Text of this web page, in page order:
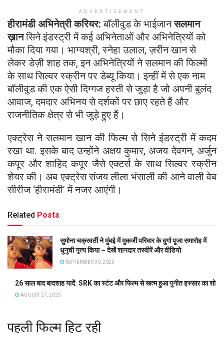
ADVERTISEMENT
हीरामंडी अभिनेत्री करियर:बॉलीवुड के भाईजानसलमान
ख़ानसिने इंडस्ट्री में कई अभिनेताओं और अभिनेत्रियों को
मौका दिया गया। भाग्यश्री, स्नेहा उलाल, ज़रीन खान से
लेकर डेज़ी शाह तक, इन अभिनेत्रियों ने सलमान की फिल्मों
के साथ सिल्वर स्क्रीन पर डेब्यू किया। इन्हीं में से एक नाम
बॉलीवुड की एक ऐसी दिग्गज हस्ती से जुड़ा है जो अपनी बुलंद
आवाज, दमदार अभिनय से दर्शकों पर छाए रहते हैं और
राजनीतिक क्षेत्र से भी जुड़े हुए हैं।
एक्ट्रेस ने सलमान खान की फिल्म से सिने इंडस्ट्री में कदम
रखा था. इसके बाद उन्होंने अक्षय कुमार, अजय देवगन, अर्जुन
कपूर और शाहिद कपूर जैसे एक्टर्स के साथ सिल्वर स्क्रीन
शेयर की। अब एक्ट्रेस संजय लीला भंसाली की आने वाली वेब
सीरीज ‘हीरामंडी’ में नजर आएंगी।
Related Posts
सुमोना चक्रवर्ती ने मुंबई में मुकर्जी परिवार के दुर्गा पूजा समारोह में
धुनुची नृत्य किया – देखें शानदार तस्वीरें और वीडियो
SEPTEMBER 30, 2025
26 साल बाद बादशाह यादें: SRK का स्टंट और फिल्म से खत्म हुआ पुनीत इस्सार का शो
AUGUST 27, 2025
पहली फिल्म हिट रही